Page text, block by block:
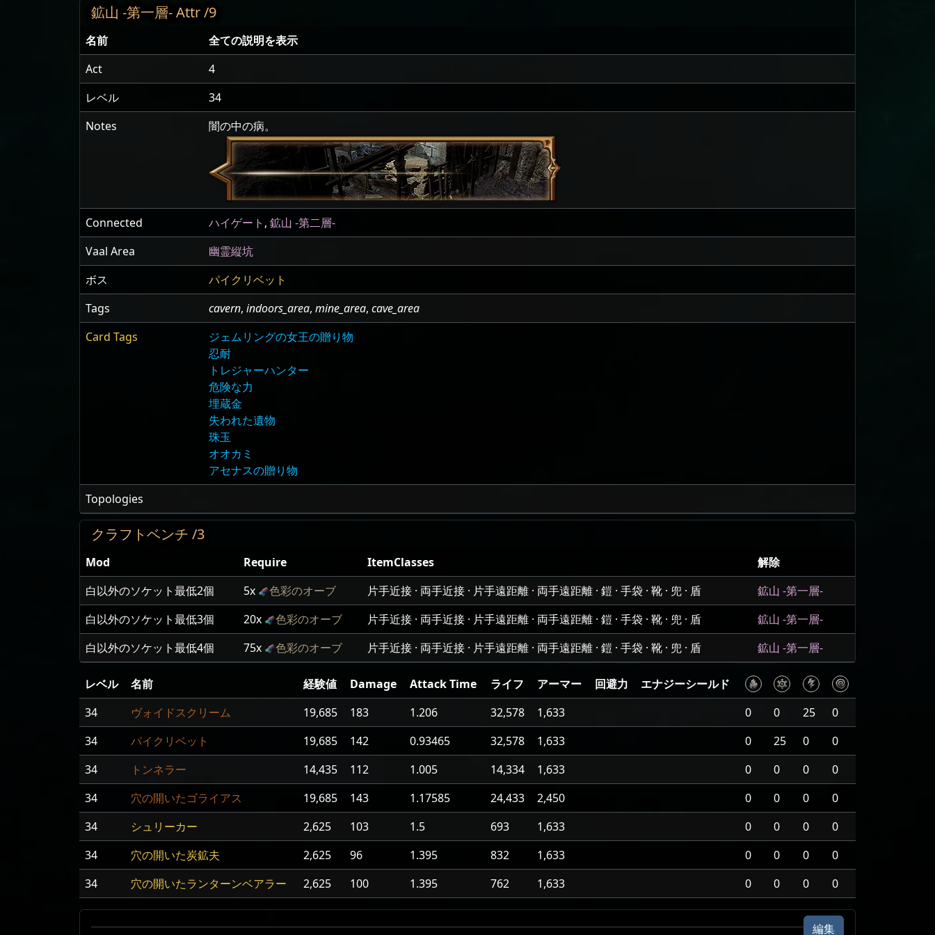
鉱山 -第一層- Attr /9
名前
全ての説明を表示
Act
4
レベル
34
Notes
闇の中の病。
Connected ハイゲート , 鉱山 -第二層-
Vaal Area
幽霊縦坑
ボス
パイクリベット
Tags
cavern, indoors_area, mine_area, cave_area
Card Tags
ジェムリングの女王の贈り物
忍耐
トレジャーハンター
危険な力
埋蔵金
失われた遺物
珠玉
オオカミ
アセナスの贈り物
Topologies
クラフトベンチ /3
Mod Require ItemClasses
解除
白以外のソケット最低2個
5x 色彩のオーブ 片手近接 · 両手近接 · 片手遠距離 · 両手遠距離 · 鎧 · 手袋 · 靴 · 兜 · 盾
鉱山 -第一層-
白以外のソケット最低3個
20x 色彩のオーブ 片手近接 · 両手近接 · 片手遠距離 · 両手遠距離 · 鎧 · 手袋 · 靴 · 兜 · 盾
鉱山 -第一層-
白以外のソケット最低4個
75x 色彩のオーブ 片手近接 · 両手近接 · 片手遠距離 · 両手遠距離 · 鎧 · 手袋 · 靴 · 兜 · 盾 鉱山 -第一層-
レベル 名前 経験値 Damage Attack Time ライフ アーマー 回避力
エナジーシールド
34
ヴォイドスクリーム 19,685 183 1.206 32,578 1,633 0 0 25
0
34
パイクリベット 19,685 142 0.93465 32,578 1,633 0 25 0
0
34
トンネラー 14,435 112 1.005 14,334 1,633 0 0 0
0
34
穴の開いたゴライアス 19,685 143 1.17585 24,433 2,450 0 0 0
0
34
シュリーカー 2,625 103 1.5 693 1,633 0 0 0
0
34
穴の開いた炭鉱夫 2,625 96 1.395 832 1,633 0 0 0
0
34
穴の開いたランターンベアラー 2,625 100 1.395 762 1,633 0 0 0 0
編集